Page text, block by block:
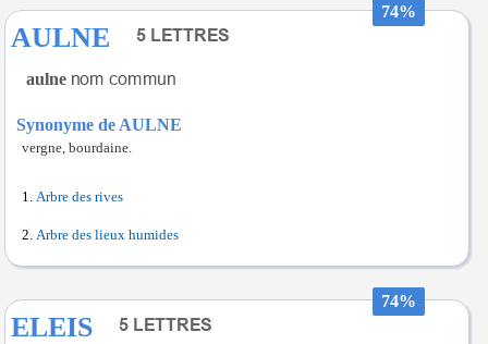
74%
AULNE
aulne
Synonyme de AULNE
vergne, bourdaine.
Arbre des rives
Arbre des lieux humides
74%
ELEIS